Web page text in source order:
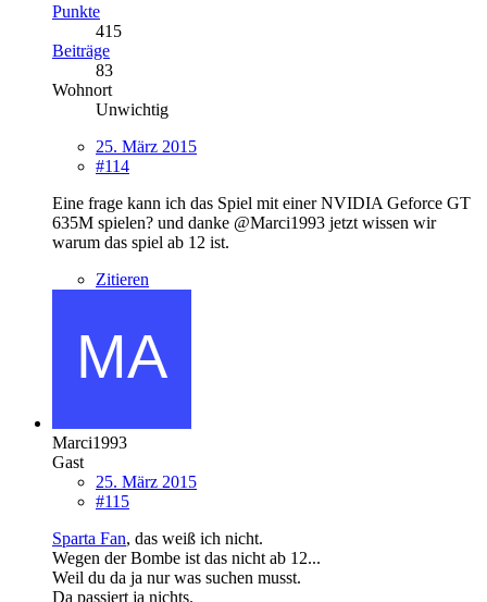
Punkte
415
Beiträge
83
Wohnort
Unwichtig
25. März 2015
#114
Eine frage kann ich das Spiel mit einer NVIDIA Geforce GT
635M spielen? und danke @Marci1993 jetzt wissen wir
warum das spiel ab 12 ist.
Zitieren
Marci1993
Gast
25. März 2015
#115
Sparta Fan, das weiß ich nicht.
Wegen der Bombe ist das nicht ab 12...
Weil du da ja nur was suchen musst.
Da passiert ja nichts.